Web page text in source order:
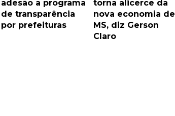
adesão a programa
de transparência
por prefeituras
torna alicerce da
nova economia de
MS, diz Gerson
Claro